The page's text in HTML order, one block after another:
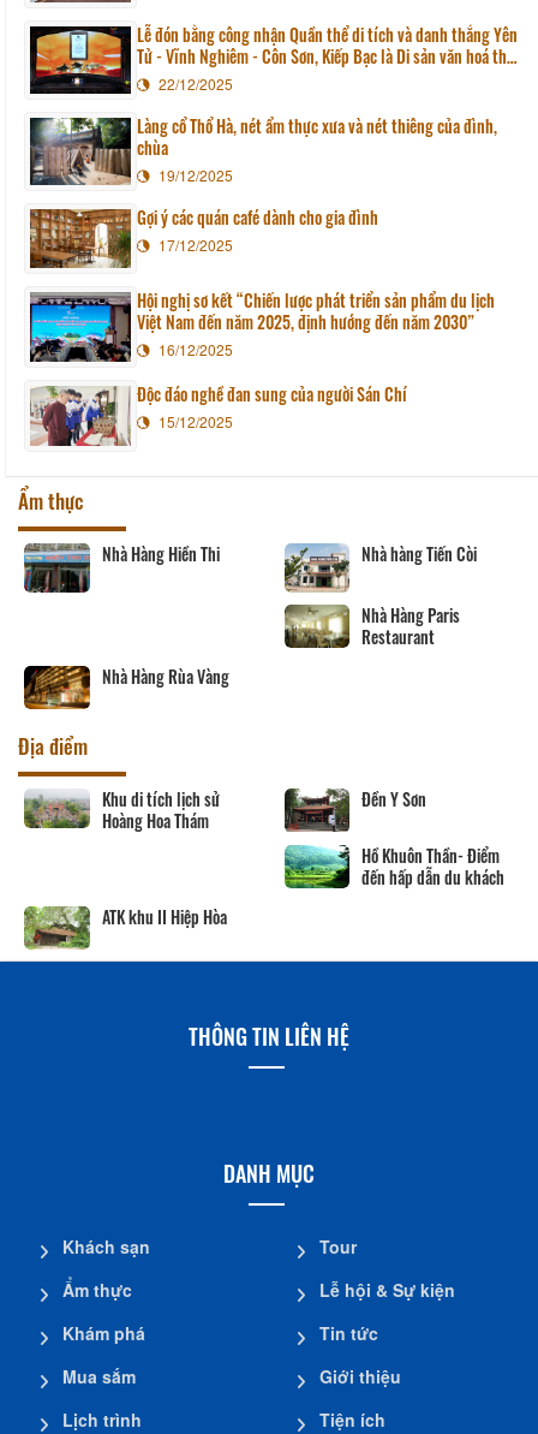
Lễ đón bằng công nhận Quần thể di tích và danh thắng Yên
Tử - Vĩnh Nghiêm - Côn Sơn, Kiếp Bạc là Di sản văn hoá thế
giới22/12/2025
Làng cổ Thổ Hà, nét ẩm thực xưa và nét thiêng của đình,
chùa
19/12/2025
Gợi ý các quán café dành cho gia đình
17/12/2025
Hội nghị sơ kết “Chiến lược phát triển sản phẩm du lịch
Việt Nam đến năm 2025, định hướng đến năm 2030”
16/12/2025
Độc đáo nghề đan sung của người Sán Chí
15/12/2025
Ẩm thực
Nhà Hàng Hiền Thi Nhà hàng Tiến Còi
Nhà Hàng Paris
Restaurant
Nhà Hàng Rùa Vàng
Địa điểm
Khu di tích lịch sử
Hoàng Hoa Thám
Đền Y Sơn
Hồ Khuôn Thần- Điểm
đến hấp dẫn du khách
ATK khu II Hiệp Hòa
THÔNG TIN LIÊN HỆ
DANH MỤC
Khách sạn
Ẩm thực
Khám phá
Mua sắm
Lịch trình
Tour
Lễ hội & Sự kiện
Tin tức
Giới thiệu
Tiện ích